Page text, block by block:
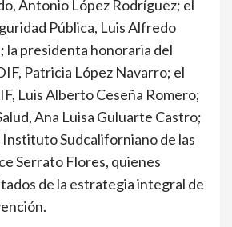
Antonio López Rodríguez; el
Pública, Luis Alfredo
la presidenta honoraria del
Patricia López Navarro; el
Luis Alberto Ceseña Romero;
Ana Luisa Guluarte Castro;
Sudcaliforniano de las
Serrato Flores, quienes
de la estrategia integral de